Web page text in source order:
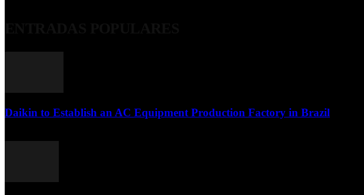
Daikin to Establish an AC Equipment Production Factory in Brazil